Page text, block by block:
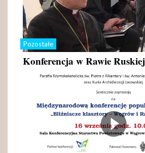
Pozostałe
Konferencja w Rawie Ruskiej